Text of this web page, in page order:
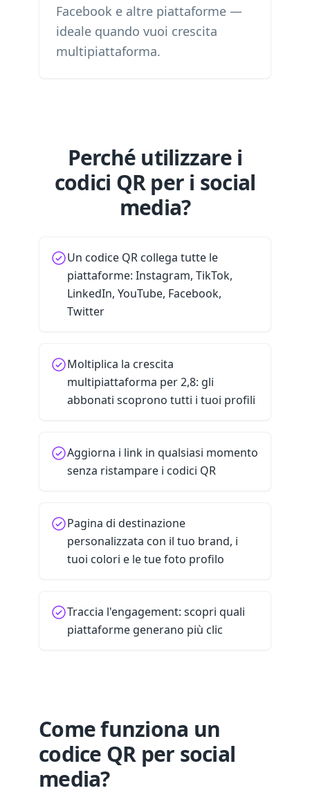
Facebook e altre piattaforme —
ideale quando vuoi crescita
multipiattaforma.
Perché utilizzare i
codici QR per i social
media?
Un codice QR collega tutte le
piattaforme: Instagram, TikTok,
LinkedIn, YouTube, Facebook,
Twitter
Moltiplica la crescita
multipiattaforma per 2,8: gli
abbonati scoprono tutti i tuoi profili
Aggiorna i link in qualsiasi momento
senza ristampare i codici QR
Pagina di destinazione
personalizzata con il tuo brand, i
tuoi colori e le tue foto profilo
Traccia l'engagement: scopri quali
piattaforme generano più clic
Come funziona un
codice QR per social
media?